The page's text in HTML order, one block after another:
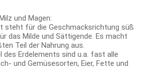
und Magen:
steht für die Geschmacksrichtung süß
das Milde und Sättigende. Es macht
Teil der Nahrung aus.
des Erdelements sind u.a. fast alle
und Gemüsesorten, Eier, Fette und